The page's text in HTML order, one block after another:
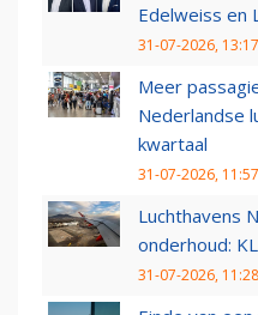
Edelweiss en
31-07-2026, 13:17
Meer
Nederlandse
kwartaal
31-07-2026, 11:57
Luchthavens
onderhoud:
31-07-2026, 11:28